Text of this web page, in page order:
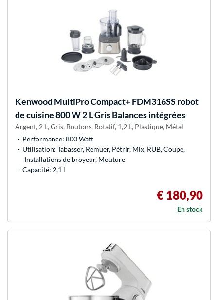
Kenwood MultiPro Compact+ FDM316SS robot
de cuisine 800 W 2 L Gris Balances intégrées
Argent, 2 L, Gris, Boutons, Rotatif, 1,2 L, Plastique, Métal
Performance: 800 Watt
Utilisation: Tabasser, Remuer, Pétrir, Mix, RUB, Coupe,
Installations de broyeur, Mouture
Capacité: 2,1 l
€ 180,90
En stock